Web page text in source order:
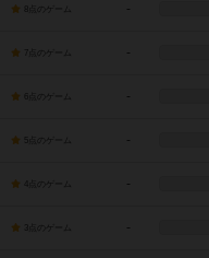
8点のゲーム -
7点のゲーム -
6点のゲーム -
5点のゲーム -
4点のゲーム -
3点のゲーム -